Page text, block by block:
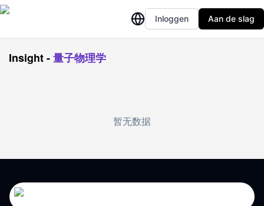
Inloggen Aan de slag
Insight-量子物理学
暂无数据